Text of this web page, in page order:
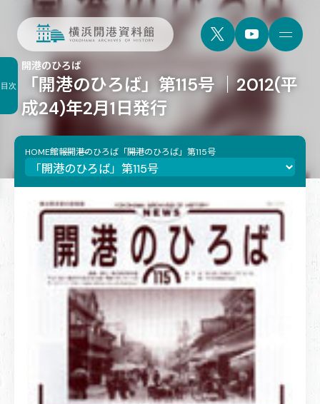
「開港のひろば」第115号 ｜2012(平
成24)年2月1日発行
開港のひろば
HOME館報開港のひろば 「開港のひろば」第115号
目次